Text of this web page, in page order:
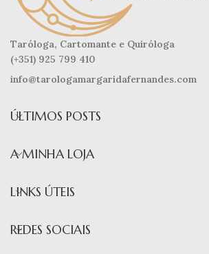
Taróloga, Cartomante e Quiróloga
(+351) 925 799 410
info@tarologamargaridafernandes.com
ÚLTIMOS POSTS
A MINHA LOJA
LINKS ÚTEIS
REDES SOCIAIS